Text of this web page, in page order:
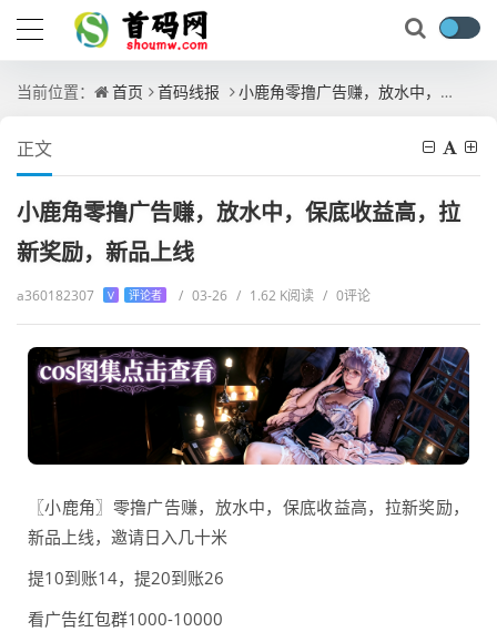
当前位置： 首页 首码线报 小鹿角零撸广告赚，放水中，保底收益高，拉新奖励，新品上线
正文
小鹿角零撸广告赚，放水中，保底收益高，拉
新奖励，新品上线
a360182307 V 评论者 / 03-26 / 1.62 K阅读 / 0评论
〖小鹿角〗零撸广告赚，放水中，保底收益高，拉新奖励，
新品上线，邀请日入几十米
提10到账14，提20到账26
看广告红包群1000-10000